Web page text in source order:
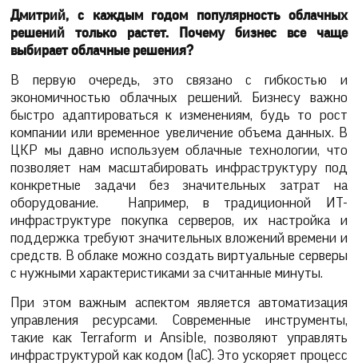
Дмитрий, с каждым годом популярность облачных
решений только растет. Почему бизнес все чаще
выбирает облачные решения?
В первую очередь, это связано с гибкостью и
экономичностью облачных решений. Бизнесу важно
быстро адаптироваться к изменениям, будь то рост
компании или временное увеличение объема данных. В
ЦКР мы давно используем облачные технологии, что
позволяет нам масштабировать инфраструктуру под
конкретные задачи без значительных затрат на
оборудование. Например, в традиционной ИТ-
инфраструктуре покупка серверов, их настройка и
поддержка требуют значительных вложений времени и
средств. В облаке можно создать виртуальные серверы
с нужными характеристиками за считанные минуты.
При этом важным аспектом является автоматизация
управления ресурсами. Современные инструменты,
такие как Terraform и Ansible, позволяют управлять
инфраструктурой как кодом (IaC). Это ускоряет процесс